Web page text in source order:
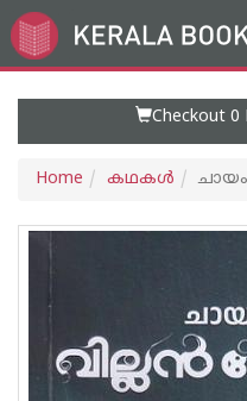
Go
to
Checkout 0
Home കഥകള്‍